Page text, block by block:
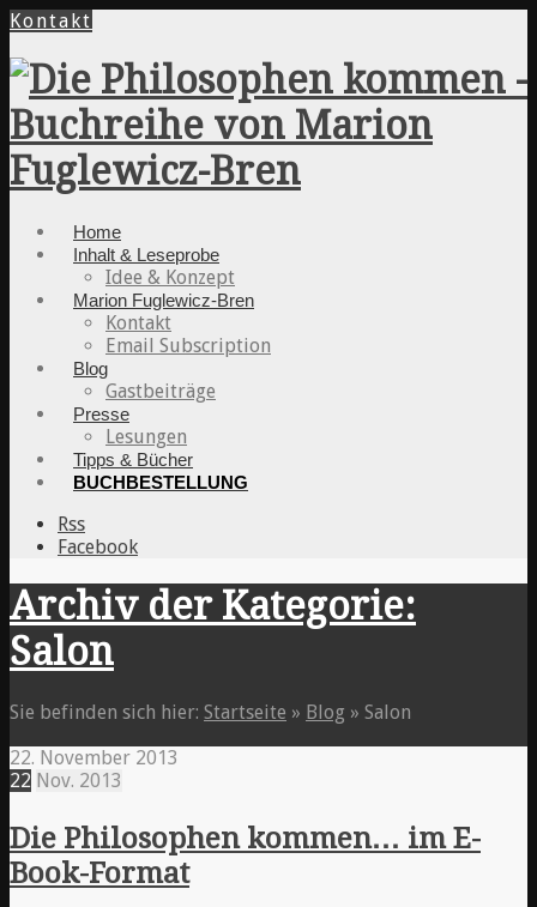
Kontakt
Home
Inhalt & Leseprobe
Idee & Konzept
Marion Fuglewicz-Bren
Kontakt
Email Subscription
Blog
Gastbeiträge
Presse
Lesungen
Tipps & Bücher
BUCHBESTELLUNG
Rss
Facebook
Archiv der Kategorie:
Salon
Sie befinden sich hier: Startseite » Blog » Salon
22. November 2013
22 Nov. 2013
Die Philosophen kommen… im E-
Book-Format